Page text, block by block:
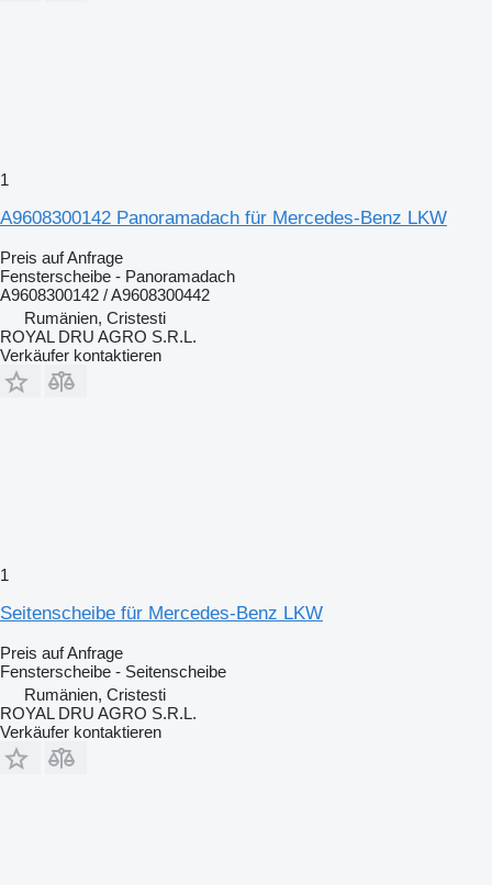
1
A9608300142 Panoramadach für Mercedes-Benz LKW
Preis auf Anfrage
Fensterscheibe - Panoramadach
A9608300142 / A9608300442
Rumänien, Cristesti
ROYAL DRU AGRO S.R.L.
Verkäufer kontaktieren
1
Seitenscheibe für Mercedes-Benz LKW
Preis auf Anfrage
Fensterscheibe - Seitenscheibe
Rumänien, Cristesti
ROYAL DRU AGRO S.R.L.
Verkäufer kontaktieren